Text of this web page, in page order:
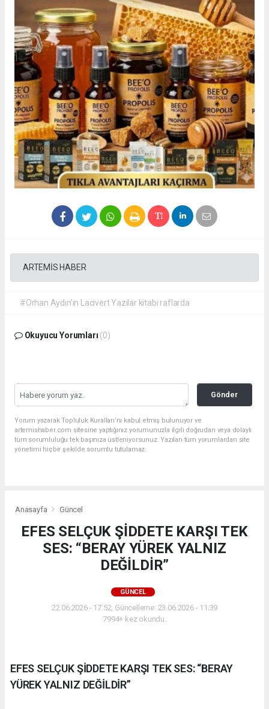
ARTEMİS HABER
#Orhan Aydın’ın Lacivert Yazılar kitabı raflarda
Okuyucu Yorumları (0)
Gönder
Yorum yazarak Topluluk Kuralları’nı kabul etmiş bulunuyor ve
artemishaber.com sitesine yaptığınız yorumunuzla ilgili doğrudan veya dolaylı
tüm sorumluluğu tek başınıza üstleniyorsunuz. Yazılan tüm yorumlardan site
yönetimi hiçbir şekilde sorumlu tutulamaz.
Anasayfa Güncel
EFES SELÇUK ŞİDDETE KARŞI TEK
SES: “BERAY YÜREK YALNIZ
DEĞİLDİR”
GÜNCEL
22.06.2026 - 17:52, Güncelleme: 23.06.2026 - 11:39
7994+ kez okundu.
EFES SELÇUK ŞİDDETE KARŞI TEK SES: “BERAY
YÜREK YALNIZ DEĞİLDİR”